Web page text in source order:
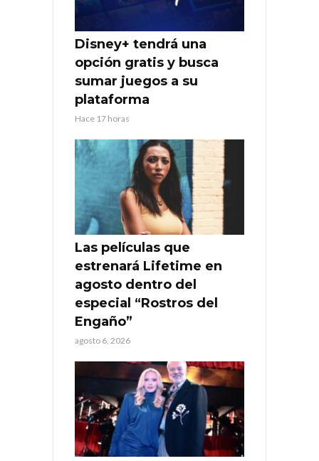
Disney+ tendrá una
opción gratis y busca
sumar juegos a su
plataforma
Hace 17 horas
Las películas que
estrenará Lifetime en
agosto dentro del
especial “Rostros del
Engaño”
agosto 6, 2026